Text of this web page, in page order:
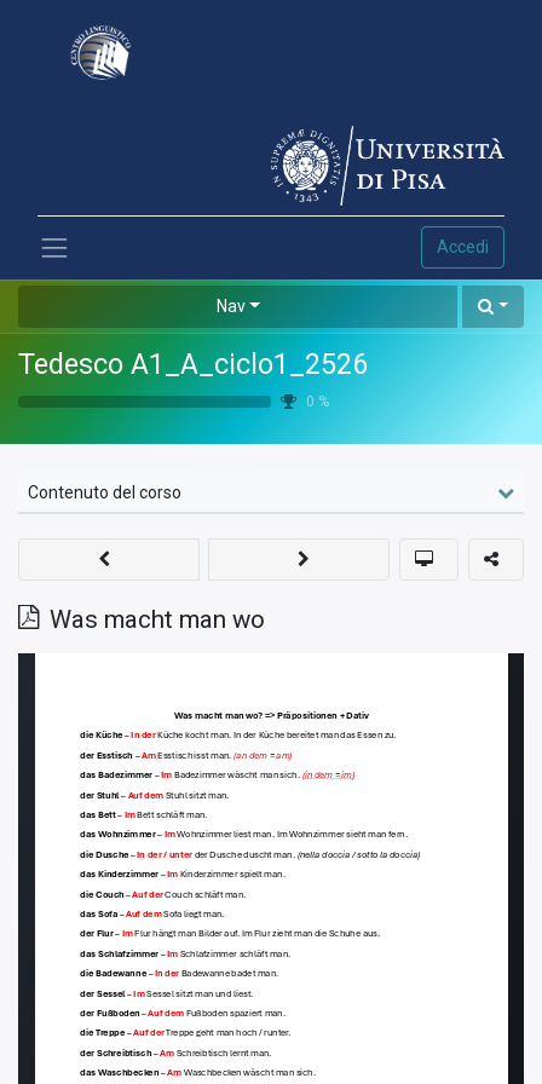
Accedi
Nav
Tedesco A1_A_ciclo1_2526
0 %
Contenuto del corso
Was macht man wo